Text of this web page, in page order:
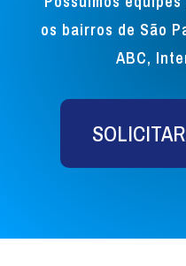
os bairros de São
ABC,